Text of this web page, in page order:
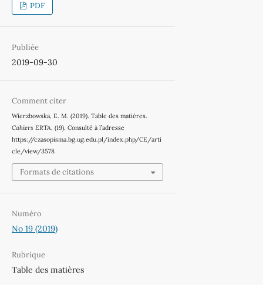
PDF
Publiée
2019-09-30
Comment citer
Wierzbowska, E. M. (2019). Table des matières.
Cahiers ERTA, (19). Consulté à l’adresse
https://czasopisma.bg.ug.edu.pl/index.php/CE/arti
cle/view/3578
Formats de citations
Numéro
No 19 (2019)
Rubrique
Table des matières